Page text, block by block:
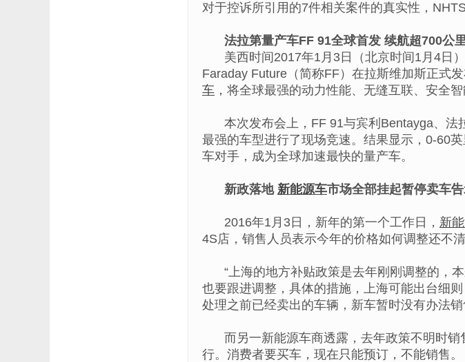
对于控诉所引用的7件相关案件的真实性，
法拉第量产车FF 91全球首发 续航超700公
美西时间2017年1月3日（北京时间1月4日
Faraday Future（简称FF）在拉斯维加斯正式
车 ，将全球最强的动力性能、无缝互联、安全智
本次发布会上，FF 91与宾利Bentayga、
最强的车型进行了现场竞速。结果显示，0-60
车对手，成为全球加速最快的量产车。
新政落地 新能源车市场全部挂起暂停卖车
2016年1月3日，新年的第一个工作日， 新
4S店，销售人员表示今年的价格如何调整还不
“上海的地方补贴政策是去年刚刚调整的，
也要跟进调整，具体的措施，上海可能出台细
处理之前已经卖出的车辆，新车暂时没有办法销
而另一新能源车商透露，去年政策不明时
行。消费者要买车，现在只能预订，不能销售。